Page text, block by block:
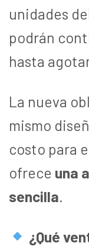
unidades
podrán
hasta
La nueva
mismo
costo para
ofrece una
sencilla.
¿Qué